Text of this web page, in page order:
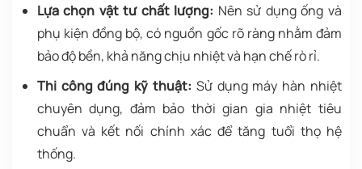
Lựa chọn vật tư chất lượng: Nên sử dụng ống và
phụ kiện đồng bộ, có nguồn gốc rõ ràng nhằm đảm
bảo độ bền, khả năng chịu nhiệt và hạn chế rò rỉ.
Thi công đúng kỹ thuật: Sử dụng máy hàn nhiệt
chuyên dụng, đảm bảo thời gian gia nhiệt tiêu
chuẩn và kết nối chính xác để tăng tuổi thọ hệ
thống.